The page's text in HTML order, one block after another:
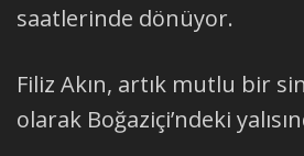
saatlerinde dönüyor.
Filiz Akın, artık mutlu bir
olarak Boğaziçi’ndeki